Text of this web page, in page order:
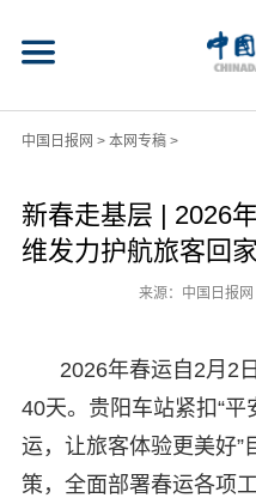
中国日报网 > 本网专稿>
新春走基层 | 2026
维发力护航旅客回
来源：中国日报网
2026年春运自2月2
40天。贵阳车站紧扣“
运，让旅客体验更美好”
策，全面部署春运各项